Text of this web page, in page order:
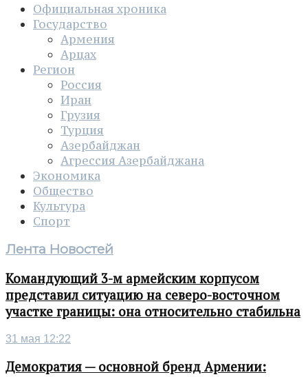
Официальная хроника
Государство
Армения
Арцах
Регион
Россия
Иран
Грузия
Турция
Азербайджан
Агрессия Азербайджана
Экономика
Общество
Культура
Спорт
Лента Новостей
Командующий 3-м армейским корпусом
представил ситуацию на северо-восточном
участке границы: она относительно стабильна
31 мая 12:22
Демократия — основной бренд Армении: